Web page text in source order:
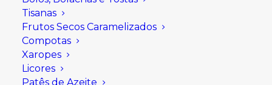
Tisanas
Frutos Secos Caramelizados
Compotas
Xaropes
Licores
Patês de Azeite